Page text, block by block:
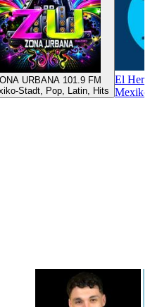
URBANA 101.9 FM
Stadt, Pop, Latin, Hits
El